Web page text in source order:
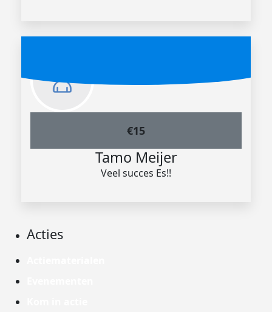
€15
Tamo Meijer
Veel succes Es!!
Acties